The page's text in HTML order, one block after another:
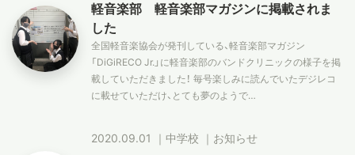
軽音楽部 軽音楽部マガジンに掲載されま
した
全国軽音楽協会が発刊している、軽音楽部マガジン
「DiGiRECO Jr.」に軽音楽部のバンドクリニックの様子を掲
載していただきました！ 毎号楽しみに読んでいたデジレコ
に載せていただけ、とても夢のようで…
2020.09.01 ｜ 中学校 ｜ お知らせ